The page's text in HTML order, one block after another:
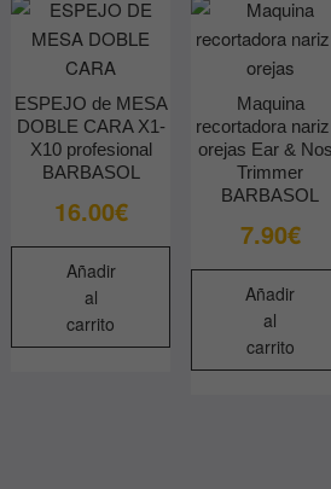
ESPEJO de MESA
DOBLE CARA X1-
X10 profesional
BARBASOL
16.00€
Añadir
al
carrito
Maquina
recortadora
orejas Ear &
Trimmer
BARBASOL
7.90€
Añadir
al
carrito